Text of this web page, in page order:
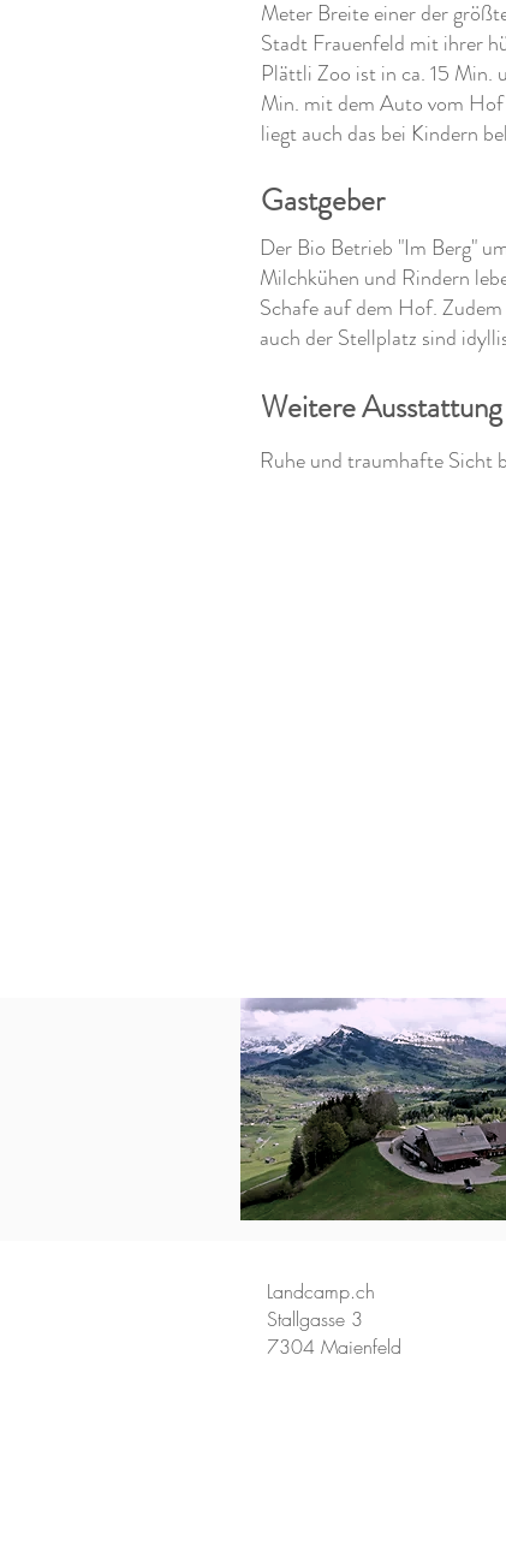
Meter Breite einer der
Stadt Frauenfeld mit ihrer
Plättli Zoo ist in ca. 15 Min.
Min. mit dem Auto vom
liegt auch das bei Kindern
Gastgeber
Der Bio Betrieb "Im Berg"
Milchkühen und Rindern
Schafe auf dem Hof.
auch der Stellplatz sind
Weitere Ausstattung
Ruhe und traumhafte Sicht
Landcamp.ch
Stallgasse 3
7304 Maienfeld